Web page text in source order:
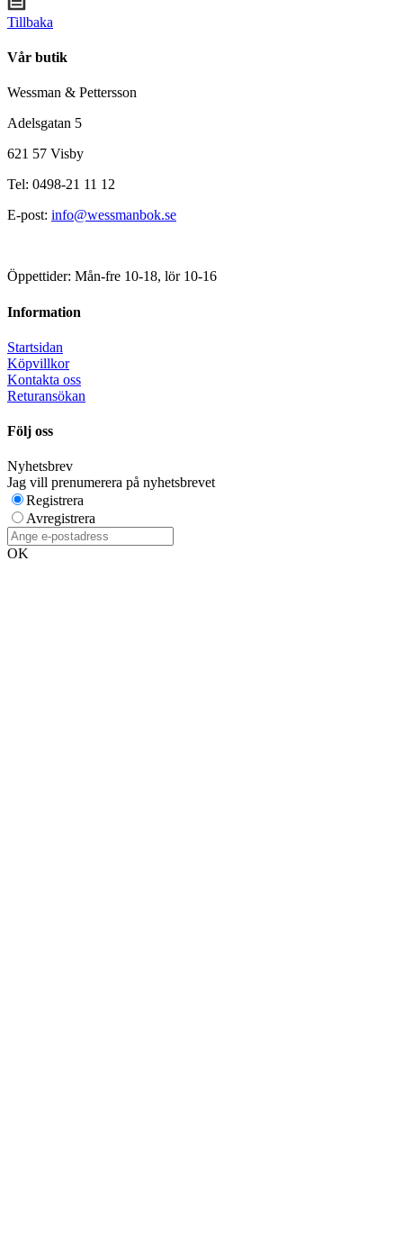
Tillbaka
Vår butik
Wessman & Pettersson
Adelsgatan 5
621 57 Visby
Tel: 0498-21 11 12
E-post: info@wessmanbok.se
Öppettider: Mån-fre 10-18, lör 10-16
Information
Startsidan
Köpvillkor
Kontakta oss
Returansökan
Följ oss
Nyhetsbrev
Jag vill prenumerera på nyhetsbrevet
Registrera
Avregistrera
OK